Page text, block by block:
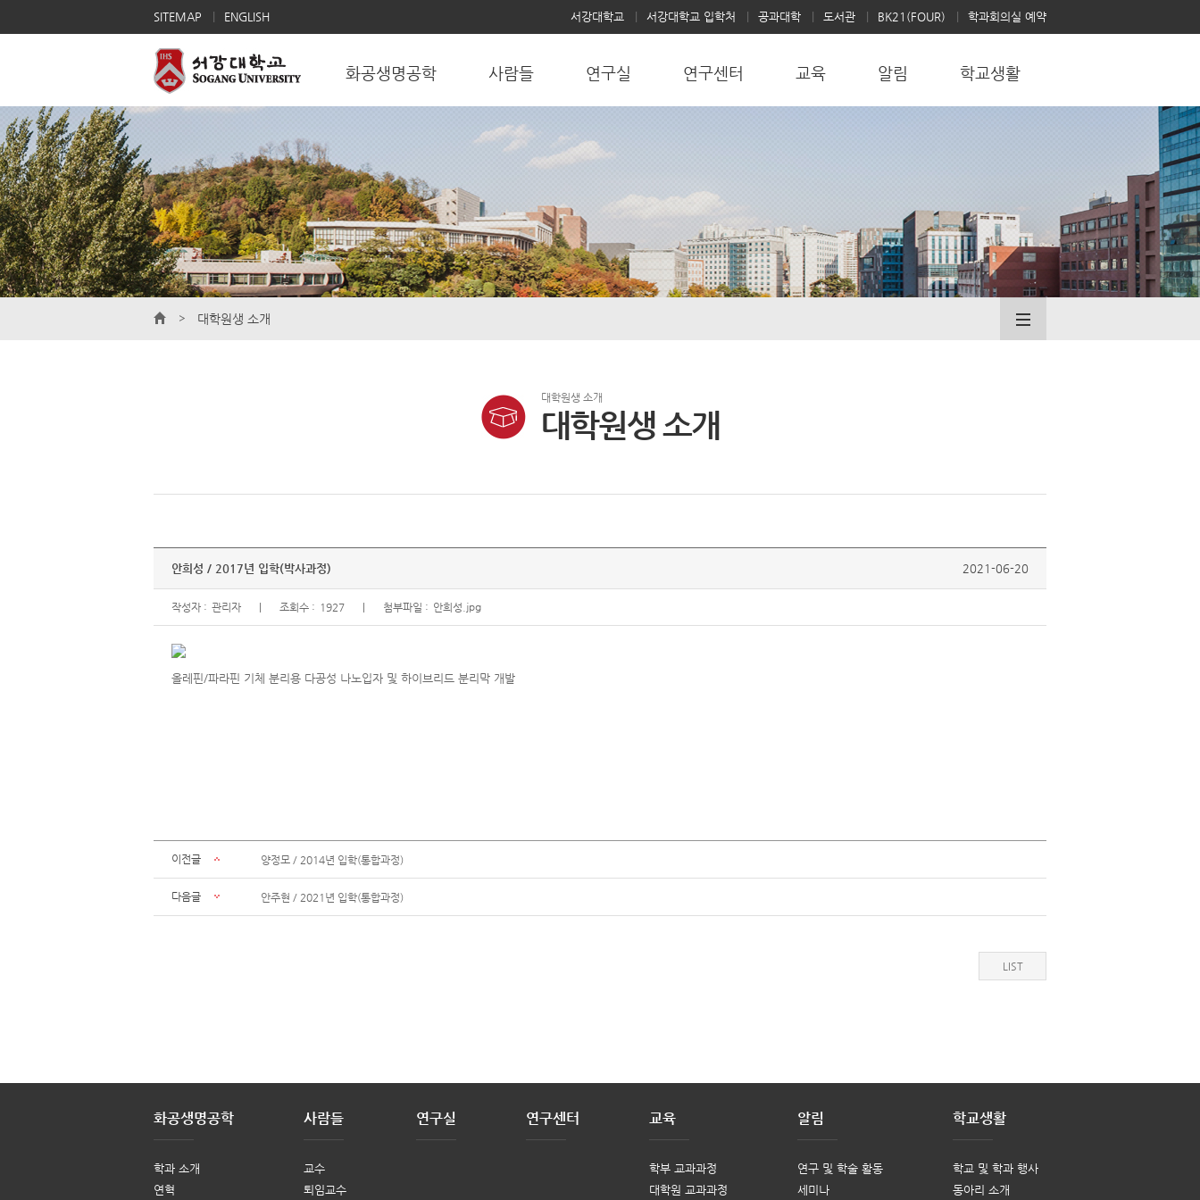
SITEMAP ENGLISH 서강대학교 서강대학교 입학처 공과대학 도서관 BK21(FOUR) 학과회의실 예약
화공생명공학 사람들 연구실 연구센터 교육 알림 학교생활
대학원생 소개
대학원생 소개
대학원생 소개
안희성 / 2017년 입학(박사과정) 2021-06-20
작성자 : 관리자 조회수 : 1927 첨부파일 : 안희성.jpg
올레핀/파라핀 기체 분리용 다공성 나노입자 및 하이브리드 분리막 개발
이전글 양정모 / 2014년 입학(통합과정)
다음글 안주현 / 2021년 입학(통합과정)
LIST
화공생명공학
학과 소개
연혁
사람들
교수
퇴임교수
연구실 연구센터 교육
학부 교과과정
대학원 교과과정
알림
연구 및 학술 활동
세미나
학교생활
학교 및 학과 행사
동아리 소개